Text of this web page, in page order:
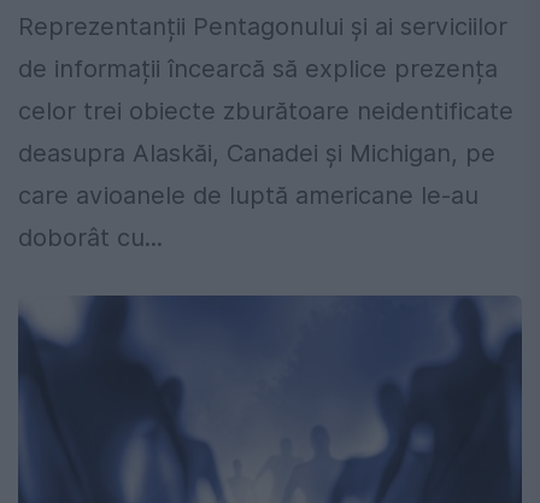
Reprezentanții Pentagonului și ai serviciilor
de informații încearcă să explice prezența
celor trei obiecte zburătoare neidentificate
deasupra Alaskăi, Canadei și Michigan, pe
care avioanele de luptă americane le-au
doborât cu...